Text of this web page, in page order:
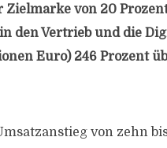
von 20
den Vertrieb und die
Euro) 246 Prozent
von zehn bis